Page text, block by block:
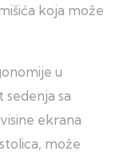
koja može
u
sa
ekrana
može